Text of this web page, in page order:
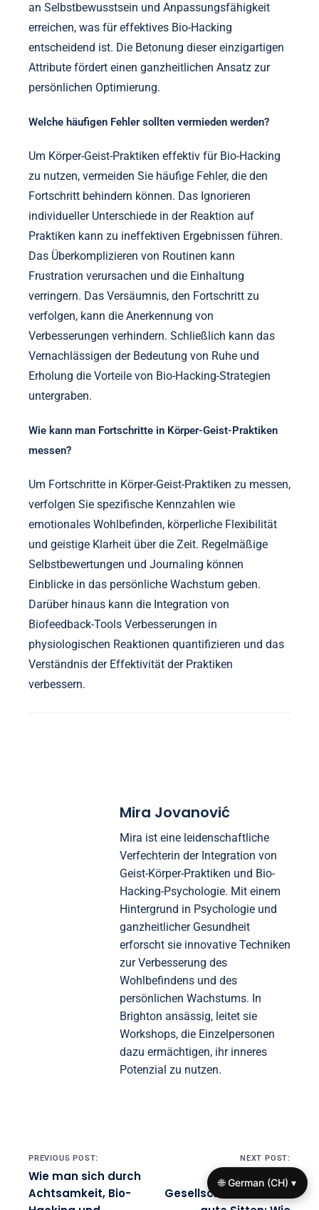
an Selbstbewusstsein und Anpassungsfähigkeit
erreichen, was für effektives Bio-Hacking
entscheidend ist. Die Betonung dieser einzigartigen
Attribute fördert einen ganzheitlichen Ansatz zur
persönlichen Optimierung.
Welche häufigen Fehler sollten vermieden werden?
Um Körper-Geist-Praktiken effektiv für Bio-Hacking
zu nutzen, vermeiden Sie häufige Fehler, die den
Fortschritt behindern können. Das Ignorieren
individueller Unterschiede in der Reaktion auf
Praktiken kann zu ineffektiven Ergebnissen führen.
Das Überkomplizieren von Routinen kann
Frustration verursachen und die Einhaltung
verringern. Das Versäumnis, den Fortschritt zu
verfolgen, kann die Anerkennung von
Verbesserungen verhindern. Schließlich kann das
Vernachlässigen der Bedeutung von Ruhe und
Erholung die Vorteile von Bio-Hacking-Strategien
untergraben.
Wie kann man Fortschritte in Körper-Geist-Praktiken
messen?
Um Fortschritte in Körper-Geist-Praktiken zu messen,
verfolgen Sie spezifische Kennzahlen wie
emotionales Wohlbefinden, körperliche Flexibilität
und geistige Klarheit über die Zeit. Regelmäßige
Selbstbewertungen und Journaling können
Einblicke in das persönliche Wachstum geben.
Darüber hinaus kann die Integration von
Biofeedback-Tools Verbesserungen in
physiologischen Reaktionen quantifizieren und das
Verständnis der Effektivität der Praktiken
verbessern.
Mira Jovanović
Mira ist eine leidenschaftliche
Verfechterin der Integration von
Geist-Körper-Praktiken und Bio-
Hacking-Psychologie. Mit einem
Hintergrund in Psychologie und
ganzheitlicher Gesundheit
erforscht sie innovative Techniken
zur Verbesserung des
Wohlbefindens und des
persönlichen Wachstums. In
Brighton ansässig, leitet sie
Workshops, die Einzelpersonen
dazu ermächtigen, ihr inneres
Potenzial zu nutzen.
Post navigation
PREVIOUS POST:
Wie man sich durch
Achtsamkeit, Bio-
NEXT POST:
Schlechte
Gesellschaft verderbt
🌐 German (CH) ▾